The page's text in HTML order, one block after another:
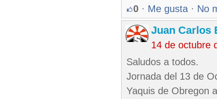
0 · Me gusta · No
Juan Carlos
14 de octubre
Saludos a todos.
Jornada del 13 de
Yaquis de Obregon